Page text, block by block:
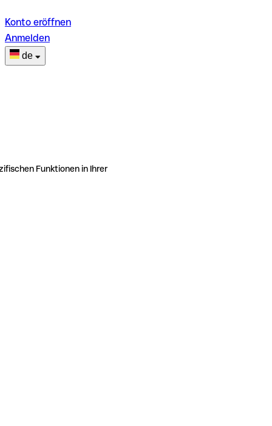
Konto eröffnen
Anmelden
de
Funktionen in Ihrer